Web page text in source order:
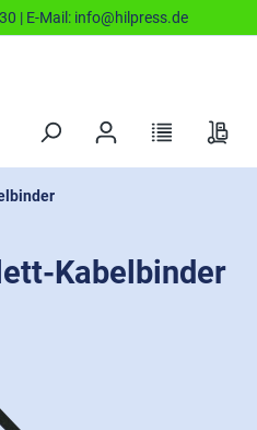
| E-Mail: info@hilpress.de
Kabelbinder